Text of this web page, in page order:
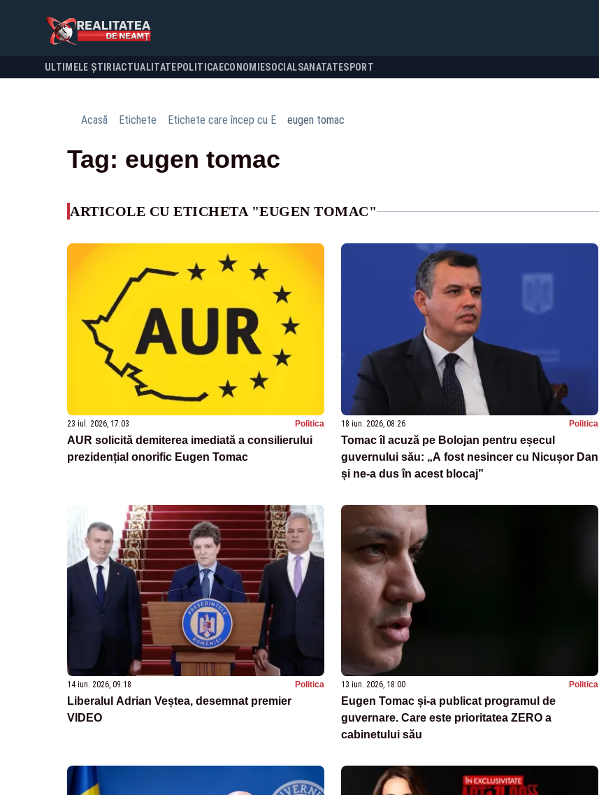
ULTIMELE ȘTIRI ACTUALITATE POLITICA ECONOMIESOCIALSANATATESPORT
Acasă Etichete Etichete care încep cu E eugen tomac
Tag: eugen tomac
ARTICOLE CU ETICHETA "EUGEN TOMAC"
23 iul. 2026, 17:03 Politica
AUR solicită demiterea imediată a consilierului
prezidențial onorific Eugen Tomac
18 iun. 2026, 08:26 Politica
Tomac îl acuză pe Bolojan pentru eșecul
guvernului său: „A fost nesincer cu Nicușor Dan
și ne-a dus în acest blocaj”
14 iun. 2026, 09:18 Politica
Liberalul Adrian Veștea, desemnat premier
VIDEO
13 iun. 2026, 18:00 Politica
Eugen Tomac și-a publicat programul de
guvernare. Care este prioritatea ZERO a
cabinetului său